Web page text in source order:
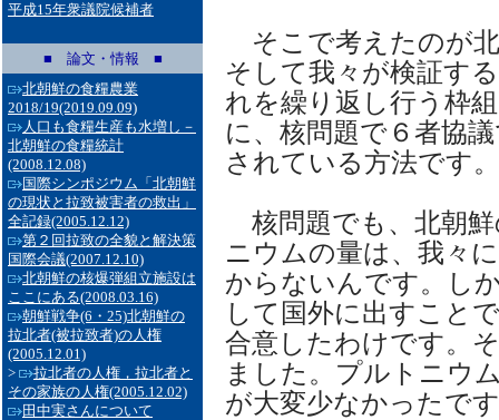
平成15年衆議院候補者
■ 論文・情報 ■
北朝鮮の食糧農業
2018/19(2019.09.09)
人口も食糧生産も水増し－
北朝鮮の食糧統計
(2008.12.08)
国際シンポジウム「北朝鮮
の現状と拉致被害者の救出」
全記録(2005.12.12)
第２回拉致の全貌と解決策
国際会議(2007.12.10)
北朝鮮の核爆弾組立施設は
ここにある(2008.03.16)
朝鮮戦争(6・25)北朝鮮の
拉北者(被拉致者)の人権
(2005.12.01)
>
拉北者の人権，拉北者と
その家族の人権(2005.12.02)
田中実さんについて
そこで考えたのが
そして我々が検証す
れを繰り返し行う枠
に、核問題で６者協
されている方法です。
核問題でも、北朝
ニウムの量は、我々
からないんです。し
して国外に出すこと
合意したわけです。
ました。プルトニウ
が大変少なかったで